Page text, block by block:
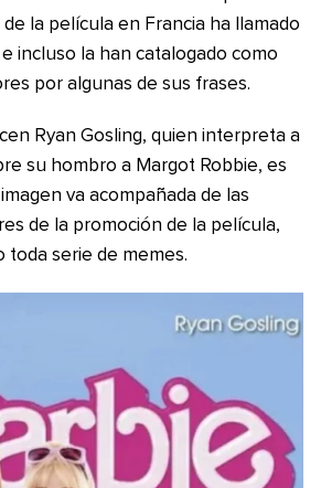
la película en Francia ha llamado
incluso la han catalogado como
por algunas de sus frases.
Ryan Gosling, quien interpreta a
su hombro a Margot Robbie, es
va acompañada de las
de la promoción de la película,
toda serie de memes.